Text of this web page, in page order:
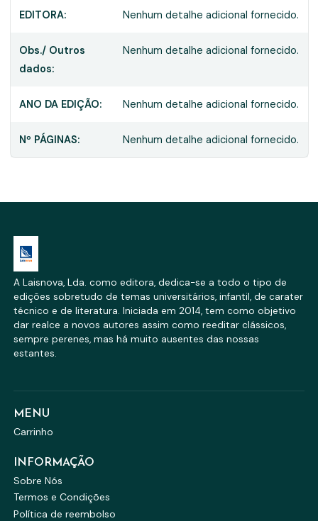
EDITORA: Nenhum detalhe adicional fornecido.
Obs./ Outros
dados:
Nenhum detalhe adicional fornecido.
ANO DA EDIÇÃO: Nenhum detalhe adicional fornecido.
Nº PÁGINAS: Nenhum detalhe adicional fornecido.
A Laisnova, Lda. como editora, dedica-se a todo o tipo de
edições sobretudo de temas universitários, infantil, de carater
técnico e de literatura. Iniciada em 2014, tem como objetivo
dar realce a novos autores assim como reeditar clássicos,
sempre perenes, mas há muito ausentes das nossas
estantes.
MENU
Carrinho
INFORMAÇÃO
Sobre Nós
Termos e Condições
Política de reembolso